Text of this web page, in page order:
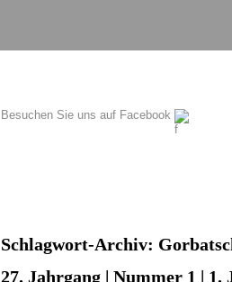
Besuchen Sie uns auf Facebook
Schlagwort-Archiv:
27. Jahrgang | Nummer 1 | 1.